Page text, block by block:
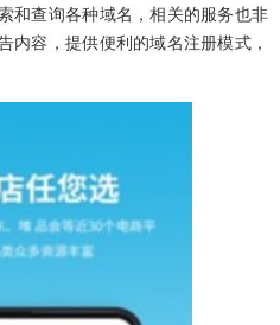
和查询各种域名，相关的服务也非
内容，提供便利的域名注册模式，